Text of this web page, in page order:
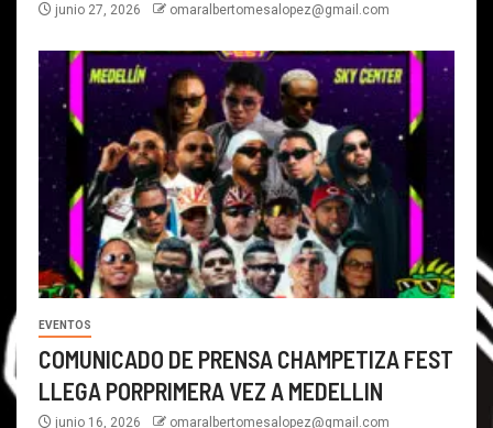
junio 27, 2026 omaralbertomesalopez@gmail.com
EVENTOS
COMUNICADO DE PRENSA CHAMPETIZA FEST
LLEGA PORPRIMERA VEZ A MEDELLIN
junio 16, 2026 omaralbertomesalopez@gmail.com